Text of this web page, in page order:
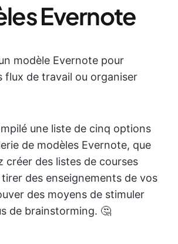
Evernote
modèle Evernote pour
flux de travail ou organiser
une liste de cinq options
de modèles Evernote, que
créer des listes de courses
des enseignements de vos
des moyens de stimuler
de brainstorming. 🤔